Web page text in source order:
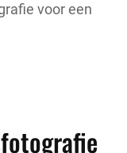
voor een